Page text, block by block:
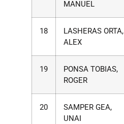
MANUEL
18
LASHERAS ORTA,
ALEX
19
PONSA TOBIAS,
ROGER
20
SAMPER GEA,
UNAI